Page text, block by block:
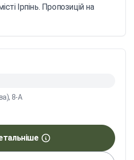
Ірпінь. Пропозицій на
8-А